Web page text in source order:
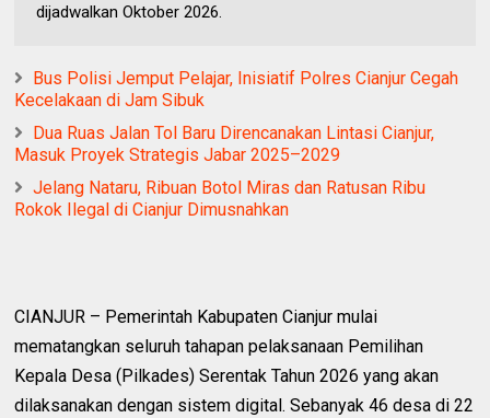
dijadwalkan Oktober 2026.
Bus Polisi Jemput Pelajar, Inisiatif Polres Cianjur Cegah
Kecelakaan di Jam Sibuk
Dua Ruas Jalan Tol Baru Direncanakan Lintasi Cianjur,
Masuk Proyek Strategis Jabar 2025–2029
Jelang Nataru, Ribuan Botol Miras dan Ratusan Ribu
Rokok Ilegal di Cianjur Dimusnahkan
CIANJUR – Pemerintah Kabupaten Cianjur mulai
mematangkan seluruh tahapan pelaksanaan Pemilihan
Kepala Desa (Pilkades) Serentak Tahun 2026 yang akan
dilaksanakan dengan sistem digital. Sebanyak 46 desa di 22